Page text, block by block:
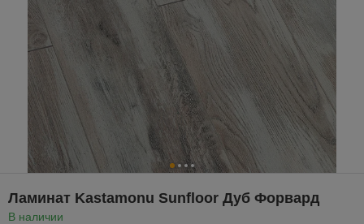
Ламинат Kastamonu Sunfloor Дуб Форвард
В наличии